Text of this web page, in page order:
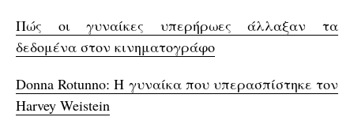
Πώς οι γυναίκες υπερήρωες άλλαξαν τα
δεδομένα στον κινηματογράφο
Donna Rotunno: Η γυναίκα που υπερασπίστηκε τον
Harvey Weistein